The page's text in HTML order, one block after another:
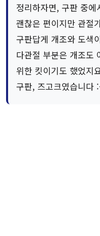
정리하자면, 구판 중
괜찮은 편이지만 관절
구판답게 개조와 도색
다관절 부분은 개조도
위한 킷이기도 했었지
구판, 즈고크였습니다